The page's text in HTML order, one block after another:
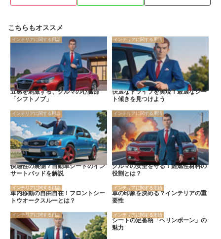
こちらもオススメ
インテリアに関する用語
五感を刺激する、クルマの心臓部
「シフトノブ」
インテリアに関する用語
快適なドライブを実現！最適なシー
ト傾きを見つけよう
インテリアに関する用語
快適性の裏側？自動車シートのイン
サートパッドを解説
インテリアに関する用語
クルマの安全を守る！難燃性材料の
役割とは？
インテリアに関する用語
車内移動の自由自在！フロントシー
トウオークスルーとは？
インテリアに関する用語
車の印象を決める？インテリアの重
要性
インテリアに関する用語 インテリアに関する用語
シートの定番柄「ヘリンボーン」の
魅力